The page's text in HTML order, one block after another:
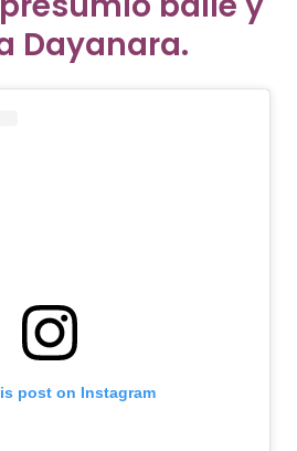
Dayanara.
post on Instagram